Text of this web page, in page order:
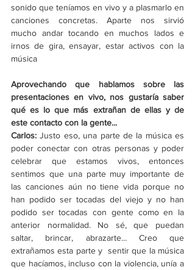
sonido que teníamos en vivo y a plasmarlo en
canciones concretas. Aparte nos sirvió
mucho andar tocando en muchos lados e
irnos de gira, ensayar, estar activos con la
música
Aprovechando que hablamos sobre las
presentaciones en vivo, nos gustaría saber
qué es lo que más extrañan de ellas y de
este contacto con la gente...
Carlos: Justo eso, una parte de la música es
poder conectar con otras personas y poder
celebrar que estamos vivos, entonces
sentimos que una parte muy importante de
las canciones aún no tiene vida porque no
han podido ser tocadas del viejo y no han
podido ser tocadas con gente como en la
anterior normalidad. No sé, que puedan
saltar, brincar, abrazarte... Creo que
extrañamos esta parte y  sentir que la música
que hacíamos, incluso con la violencia, unía a